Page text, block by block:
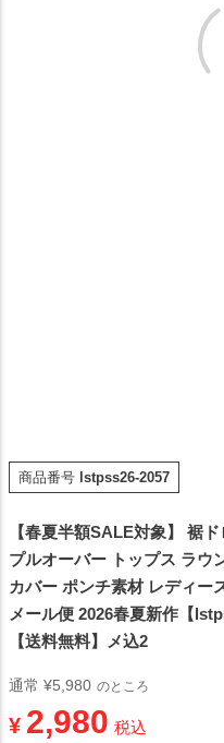
商品番号 lstpss26-2057
【春夏半額SALE対象】 裾
プルオーバー トップス ラウ
カバー ポンチ素材 レディー
メール便 2026春夏新作【
【送料無料】メ込2
通常 ¥5,980 のところ
¥ 2,980 税込